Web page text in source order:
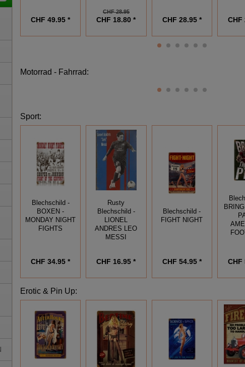
CHF 49.95 *
CHF 28.95
CHF 18.80 * CHF 28.95 * CHF
Motorrad - Fahrrad:
Sport:
Blechschild -
BOXEN -
MONDAY NIGHT
FIGHTS
CHF 34.95 *
Rusty
Blechschild -
LIONEL
ANDRES LEO
MESSI
CHF 16.95 *
Blechschild -
FIGHT NIGHT
CHF 54.95 * CHF
Erotic & Pin Up: